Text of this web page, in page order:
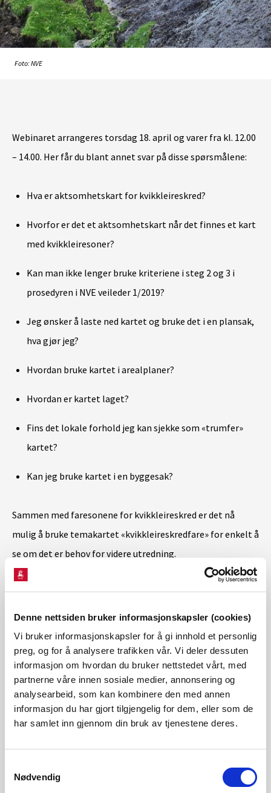
Denne nettsiden bruker informasjonskapsler (cookies)
Vi bruker informasjonskapsler for å gi innhold et personlig
preg, og for å analysere trafikken vår. Vi deler dessuten
informasjon om hvordan du bruker nettstedet vårt, med
partnerne våre innen sosiale medier, annonsering og
analysearbeid, som kan kombinere den med annen
informasjon du har gjort tilgjengelig for dem, eller som de
har samlet inn gjennom din bruk av tjenestene deres.
Nødvendig
Foto: NVE
Webinaret arrangeres torsdag 18. april og varer fra kl. 12.00
– 14.00. Her får du blant annet svar på disse spørsmålene:
Hva er aktsomhetskart for kvikkleireskred?
Hvorfor er det et aktsomhetskart når det finnes et kart
med kvikkleiresoner?
Kan man ikke lenger bruke kriteriene i steg 2 og 3 i
prosedyren i NVE veileder 1/2019?
Jeg ønsker å laste ned kartet og bruke det i en plansak,
hva gjør jeg?
Hvordan bruke kartet i arealplaner?
Hvordan er kartet laget?
Fins det lokale forhold jeg kan sjekke som «trumfer»
kartet?
Kan jeg bruke kartet i en byggesak?
Sammen med faresonene for kvikkleireskred er det nå
mulig å bruke temakartet «kvikkleireskredfare» for enkelt å
se om det er behov for videre utredning.
Webinaret blir tatt opp og lagt ut på NVEs nettsider i
etterkant. Det blir mulighet for å stille spørsmål
underveis.
Meld deg på her
Kontakt
Ellen Elizabeth Davis Haugen
Senioringeniør i skredseksjonen
E-post:edha@nve.no